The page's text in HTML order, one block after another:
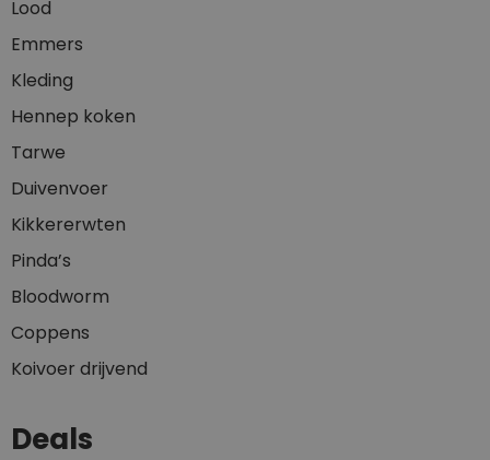
Lood
Emmers
Kleding
Hennep koken
Tarwe
Duivenvoer
Kikkererwten
Pinda’s
Bloodworm
Coppens
Koivoer drijvend
Deals